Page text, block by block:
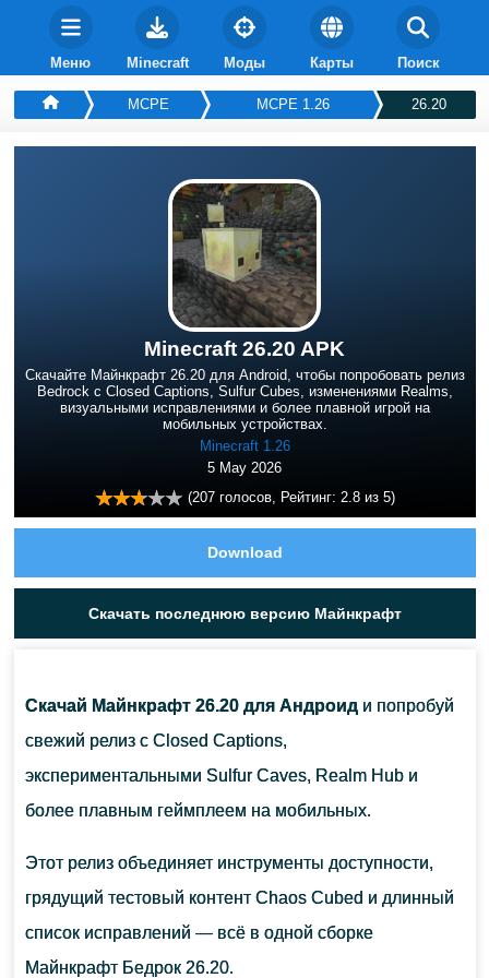
Меню Minecraft Моды Карты Поиск
MCPE MCPE 1.26 26.20
Minecraft 26.20 APK
Скачайте Майнкрафт 26.20 для Android, чтобы попробовать релиз
Bedrock с Closed Captions, Sulfur Cubes, изменениями Realms,
визуальными исправлениями и более плавной игрой на
мобильных устройствах.
Minecraft 1.26
5 May 2026
(207голосов, Рейтинг: 2.8из 5)
Download
Скачать последнюю версию Майнкрафт
Скачай Майнкрафт 26.20 для Андроиди попробуй
свежий релиз с Closed Captions,
экспериментальными Sulfur Caves, Realm Hub и
более плавным геймплеем на мобильных.
Этот релиз объединяет инструменты доступности,
грядущий тестовый контент Chaos Cubed и длинный
список исправлений — всё в одной сборке
Майнкрафт Бедрок 26.20.